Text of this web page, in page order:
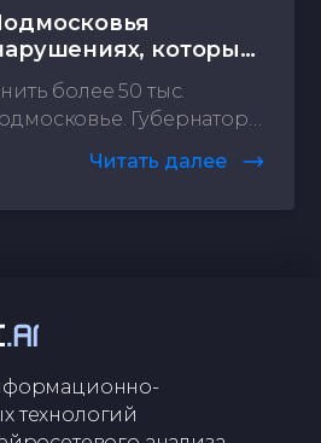
которые
ИИ
более 50 тыс.
Губернатор
помогает области
Читать далее
технологий